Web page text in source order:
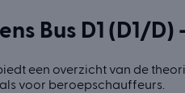
Bus D1 (D1/
een overzicht van de
voor beroepschauffeurs.